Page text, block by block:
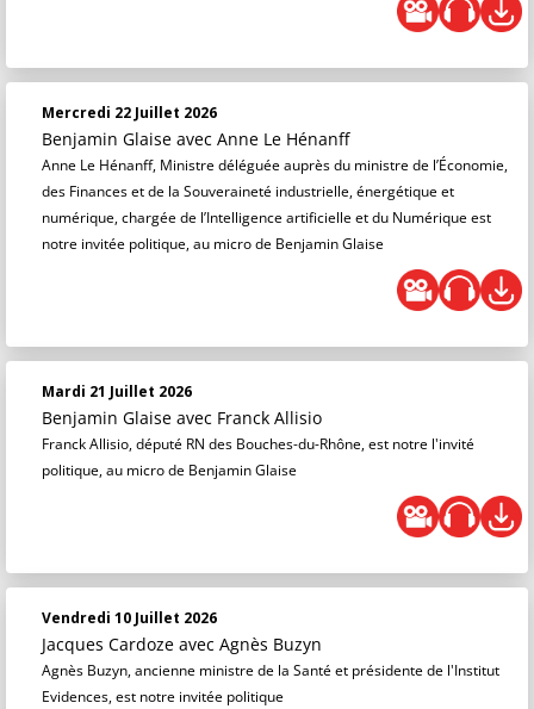
Mercredi 22 Juillet 2026
Benjamin Glaise avec Anne Le Hénanff
Anne Le Hénanff, Ministre déléguée auprès du ministre de l’Économie,
des Finances et de la Souveraineté industrielle, énergétique et
numérique, chargée de l’Intelligence artificielle et du Numérique est
notre invitée politique, au micro de Benjamin Glaise
Mardi 21 Juillet 2026
Benjamin Glaise avec Franck Allisio
Franck Allisio, député RN des Bouches-du-Rhône, est notre l'invité
politique, au micro de Benjamin Glaise
Vendredi 10 Juillet 2026
Jacques Cardoze avec Agnès Buzyn
Agnès Buzyn, ancienne ministre de la Santé et présidente de l'Institut
Evidences, est notre invitée politique